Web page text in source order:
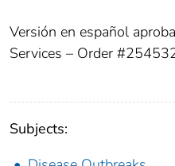
Versión en español
Services – Order
Subjects: